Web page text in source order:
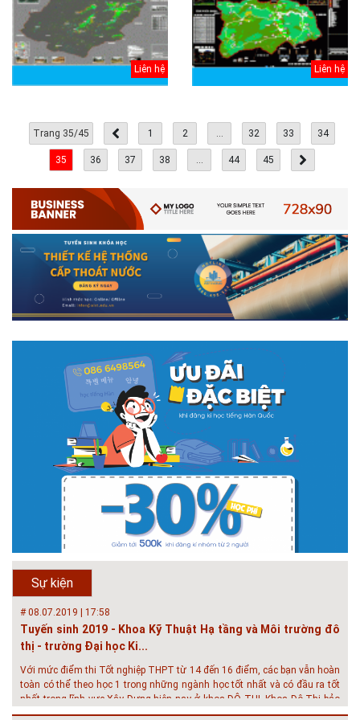
Liên hệ Liên hệ
Trang 35/45 1 2 32 33 34
35 36 37 38 44 45
Sự kiện
# 05.04.2025 | 17:16
Tuyển sinh 2025, Khoa kỹ thuật hạ tầng và môi trường đô thị
- Đại học Kiến trúc...
Thông tin tuyển sinh đại học 2025 Khoa kỹ thuật hạ tầng và môi trường
đô thị - Đại học Kiến trúc Hà Nội Tuyển sinh đại học với 280 chỉ tiêu, thời
gian đào tạo 4,5 năm
# 05.04.2020 | 20:30
GIAO LƯU TRỰC TUYẾN - TƯ VẤN TUYỂN SINH ĐẠI HỌC
CHÍNH QUY ĐẠI HỌC KIẾN TRÚC NĂM...
Năm nay, kỳ thi THPT quốc gia dự kiến diễn ra vào tháng 8. Trường Đại
học Kiến trúc Hà Nội chúc các bạn học sinh cuối cấp ôn thi thật tốt MỜI
QUÝ PHỤ HUYNH VÀ CÁC EM ĐÓN XEM GIAO LƯU TRỰC TUYẾN "TƯ
VẤN TUYỂN SINH ĐẠI H...
# 08.07.2019 | 17:58
Tuyến sinh 2019 - Khoa Kỹ Thuật Hạ tầng và Môi trường đô
thị - trường Đại học Ki...
Với mức điểm thi Tốt nghiệp THPT từ 14 đến 16 điểm, các bạn vẫn hoàn
toàn có thể theo học 1 trong những ngành học tốt nhất và có đầu ra tốt
nhất trong lĩnh vực Xây Dựng hiện nay ở khoa ĐÔ THỊ. Khoa Đô Thị bảo
đảm 100% t...